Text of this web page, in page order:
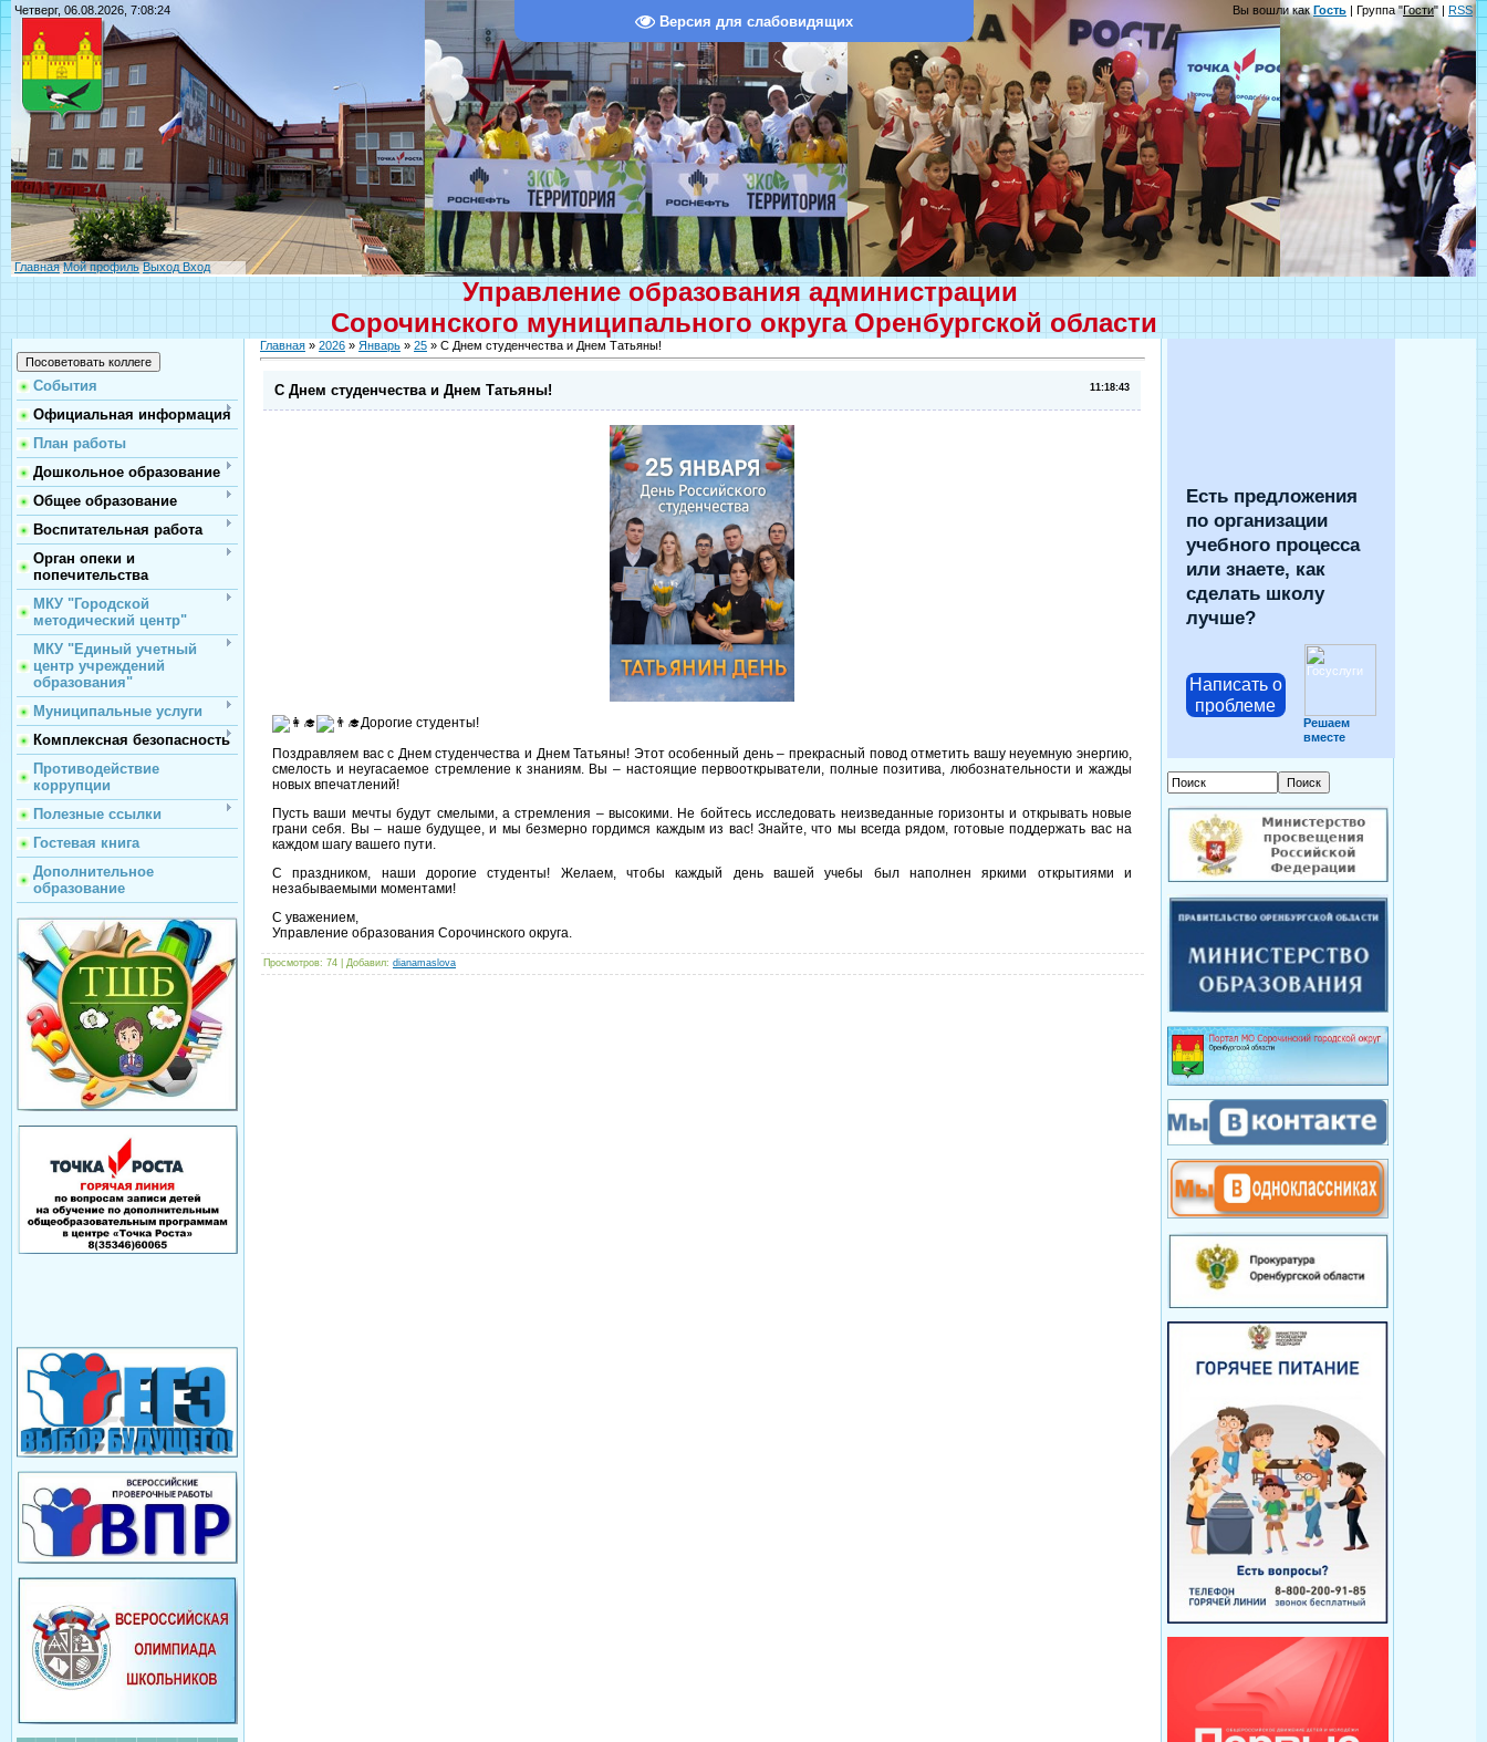
Версия для слабовидящих
Четверг, 06.08.2026, 7:08:24 Вы вошли какГость | Группа "Гости" | RSS
Главная Мой профиль Выход Вход
Управление образования администрации
Сорочинского муниципального округа Оренбургской области
События
Официальная информация
План работы
Дошкольное образование
Общее образование
Воспитательная работа
Орган опеки и
попечительства
МКУ "Городской
методический центр"
МКУ "Единый учетный
центр учреждений
образования"
Муниципальные услуги
Комплексная безопасность
Противодействие
коррупции
Полезные ссылки
Гостевая книга
Дополнительное
образование
Главная » 2026 » Январь » 25 » С Днем студенчества и Днем Татьяны!
11:18:43
С Днем студенчества и Днем Татьяны!
Дорогие студенты!
Поздравляем вас с Днем студенчества и Днем Татьяны! Этот особенный день – прекрасный повод отметить вашу неуемную энергию,
смелость и неугасаемое стремление к знаниям. Вы – настоящие первооткрыватели, полные позитива, любознательности и жажды
новых впечатлений!
Пусть ваши мечты будут смелыми, а стремления – высокими. Не бойтесь исследовать неизведанные горизонты и открывать новые
грани себя. Вы – наше будущее, и мы безмерно гордимся каждым из вас! Знайте, что мы всегда рядом, готовые поддержать вас на
каждом шагу вашего пути.
С праздником, наши дорогие студенты! Желаем, чтобы каждый день вашей учебы был наполнен яркими открытиями и
незабываемыми моментами!
С уважением,
Управление образования Сорочинского округа.
Просмотров: 74 | Добавил: dianamaslova
Есть предложения
по организации
учебного процесса
или знаете, как
сделать школу
лучше?
Написать о
проблеме
Решаем
вместе